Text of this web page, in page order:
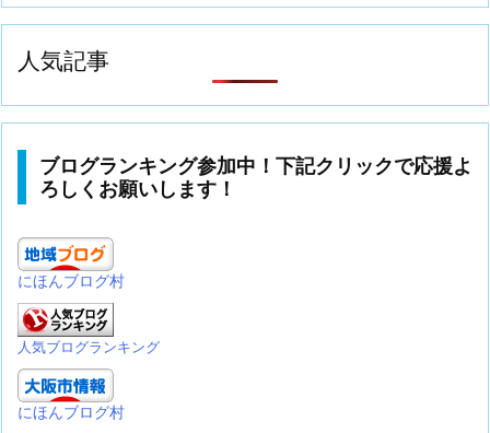
人気記事
ブログランキング参加中！下記クリックで応援よ
ろしくお願いします！
にほんブログ村
人気ブログランキング
にほんブログ村